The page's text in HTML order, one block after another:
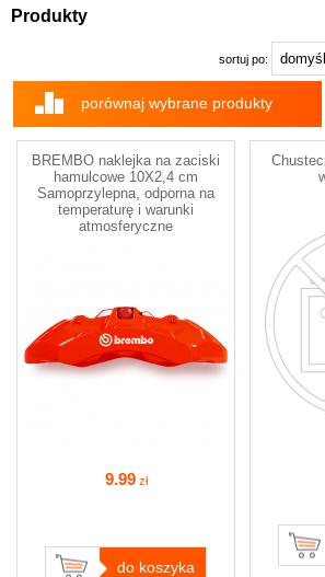
Produkty
sortuj po:
porównaj wybrane produkty
BREMBO naklejka na zaciski
hamulcowe 10X2,4 cm
Samoprzylepna, odporna na
temperaturę i warunki
atmosferyczne
9.99 zł
do koszyka